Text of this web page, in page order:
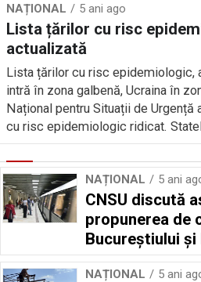
NAȚIONAL 5 ani ago
Lista țărilor cu risc
actualizată
Lista țărilor cu risc epidemiologic,
intră în zona galbenă, Ucraina în
Național pentru Situații de
cu risc epidemiologic ridicat.
NAȚIONAL 5 ani
CNSU discută
propunerea de
Bucureștiului și
NAȚIONAL 5 ani